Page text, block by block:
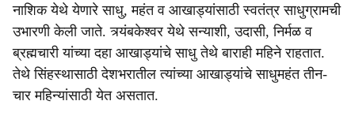
नाशिक येथे येणारे साधु, महंत व आखाड्यांसाठी स्वतंत्र साधुग्रामची
उभारणी केली जाते. त्र्यंबकेश्वर येथे सन्याशी, उदासी, निर्मळ व
ब्रह्मचारी यांच्या दहा आखाड्यांचे साधु तेथे बाराही महिने राहतात.
तेथे सिंहस्थासाठी देशभरातील त्यांच्या आखाड्यांचे साधुमहंत तीन-
चार महिन्यांसाठी येत असतात.